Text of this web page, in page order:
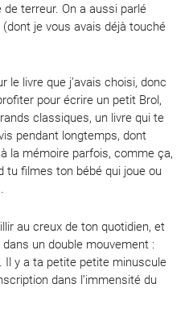
terreur. On a aussi parlé
je vous avais déjà touché
livre que j’avais choisi, donc
pour écrire un petit Brol,
classiques, un livre qui te
pendant longtemps, dont
la mémoire parfois, comme ça,
tu filmes ton bébé qui joue ou
au creux de ton quotidien, et
un double mouvement :
Il y a ta petite petite minuscule
dans l’immensité du